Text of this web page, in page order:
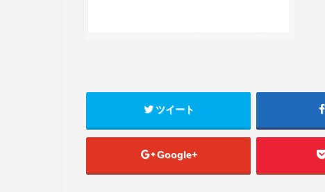
ツイート
Google+